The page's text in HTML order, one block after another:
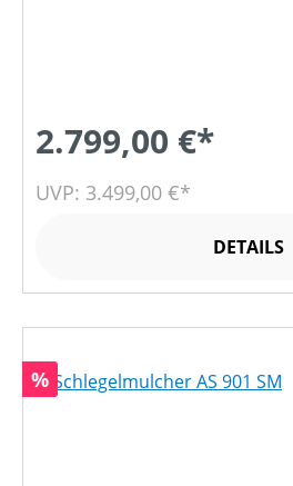
2.799,00 €*
UVP: 3.499,00 €*
DETAILS
Rabatt
%